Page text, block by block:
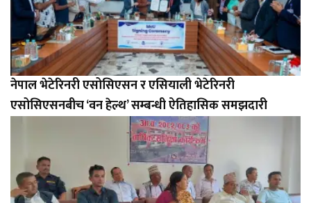
नेपाल भेटेरिनरी एसोसिएसन र एसियाली भेटेरिनरी
एसोसिएसनबीच ‘वन हेल्थ’ सम्बन्धी ऐतिहासिक समझदारी